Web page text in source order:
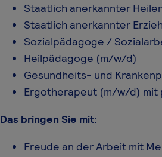
Staatlich anerkannter
Staatlich anerkannter
Sozialpädagoge /
Heilpädagoge (m/w/d)
Gesundheits- und
Ergotherapeut (m/w/d) mit
Das bringen Sie mit:
Freude an der Arbeit mit